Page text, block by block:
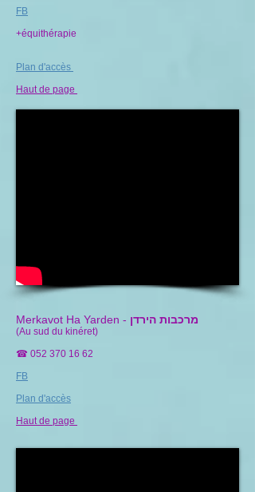
FB
+équithérapie
Plan d'accès
Haut de page
Merkavot Ha Yarden - מרכבות הירדן
(Au sud du kinéret)
☎ 052 370 16 62
FB
Plan d'accès
Haut de page